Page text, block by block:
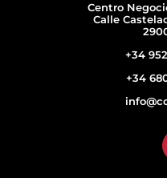
Centro
Calle
+34
+34